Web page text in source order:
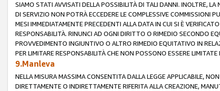
SIAMO STATI AVVISATI DELLA POSSIBILITÀ DI TALI DANNI. INOLTRE,
DI SERVIZIO NON POTRÀ ECCEDERE LE COMPLESSIVE COMMISSIONI
MESI IMMEDIATAMENTE PRECEDENTI ALLA DATA IN CUI SI È
RESPONSABILITÀ. RINUNCI AD OGNI DIRITTO O RIMEDIO SECONDO
PROVVEDIMENTO INGIUNTIVO O ALTRO RIMEDIO EQUITATIVO IN
PER LIMITARE RESPONSABILITÀ CHE NON POSSONO ESSERE LIMITATE
9.Manleva
NELLA MISURA MASSIMA CONSENTITA DALLA LEGGE APPLICABILE,
DIRETTAMENTE O INDIRETTAMENTE RIFERITA ALLA CREAZIONE,